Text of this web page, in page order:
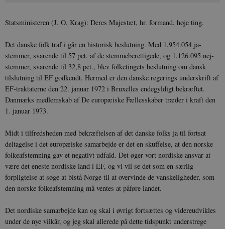
Statsministeren (J. O. Krag): Deres Majestæt, hr. formand, høje ting.
Det danske folk traf i går en historisk beslutning. Med 1.954.054 ja-
stemmer, svarende til 57 pct. af de stemmeberettigede, og 1.126.095 nej-
stemmer, svarende til 32,8 pct., blev folketingets beslutning om dansk
tilslutning til EF godkendt. Hermed er den danske regerings underskrift af
EF-traktaterne den 22. januar 1972 i Bruxelles endegyldigt bekræftet.
Danmarks medlemskab af De europæiske Fællesskaber træder i kraft den
1. januar 1973.
Midt i tilfredsheden med bekræftelsen af det danske folks ja til fortsat
deltagelse i det europæiske samarbejde er det en skuffelse, at den norske
folkeafstemning gav et negativt udfald. Det øger vort nordiske ansvar at
være det eneste nordiske land i EF, og vi vil se det som en særlig
forpligtelse at søge at bistå Norge til at overvinde de vanskeligheder, som
den norske folkeafstemning må ventes at påføre landet.
Det nordiske samarbejde kan og skal i øvrigt fortsættes og videreudvikles
under de nye vilkår, og jeg skal allerede på dette tidspunkt understrege